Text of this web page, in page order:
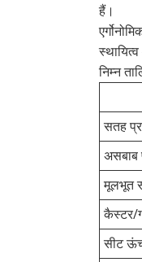
हैं।
निम्न
सतह
असबाब
मूलभूत
कैस्टर/
सीट